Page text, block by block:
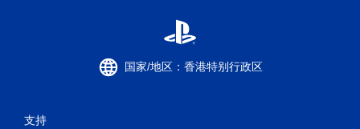
国家/地区：香港特别行政区
支持